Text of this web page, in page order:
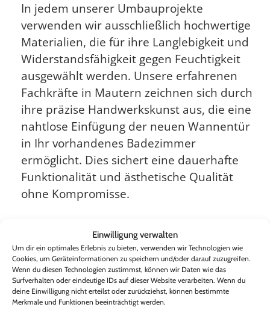
Einwilligung verwalten
Um dir ein optimales Erlebnis zu bieten, verwenden wir Technologien wie
Cookies, um Geräteinformationen zu speichern und/oder darauf zuzugreifen.
Wenn du diesen Technologien zustimmst, können wir Daten wie das
Surfverhalten oder eindeutige IDs auf dieser Website verarbeiten. Wenn du
deine Einwilligung nicht erteilst oder zurückziehst, können bestimmte
Merkmale und Funktionen beeinträchtigt werden.
In jedem unserer Umbauprojekte
verwenden wir ausschließlich hochwertige
Materialien, die für ihre Langlebigkeit und
Widerstandsfähigkeit gegen Feuchtigkeit
ausgewählt werden. Unsere erfahrenen
Fachkräfte in Mautern zeichnen sich durch
ihre präzise Handwerkskunst aus, die eine
nahtlose Einfügung der neuen Wannentür
in Ihr vorhandenes Badezimmer
ermöglicht. Dies sichert eine dauerhafte
Funktionalität und ästhetische Qualität
ohne Kompromisse.
Schnelle und effiziente
Umbauprozesse
Flexodoor Mautern zeichnet sich durch
schnelle und effiziente Umbauprozesse